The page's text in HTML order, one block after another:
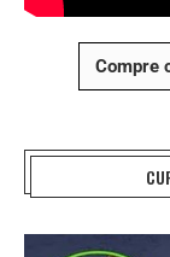
Compre